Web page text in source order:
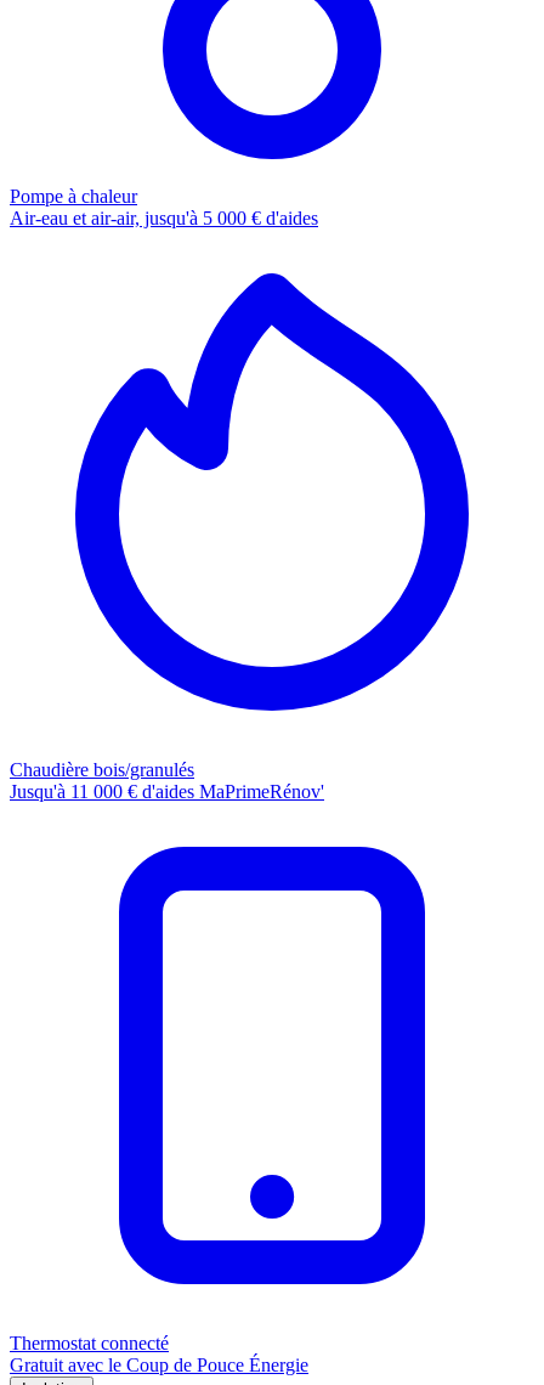
Pompe à chaleur
Air-eau et air-air, jusqu'à 5 000 € d'aides
Chaudière bois/granulés
Jusqu'à 11 000 € d'aides MaPrimeRénov'
Thermostat connecté
Gratuit avec le Coup de Pouce Énergie